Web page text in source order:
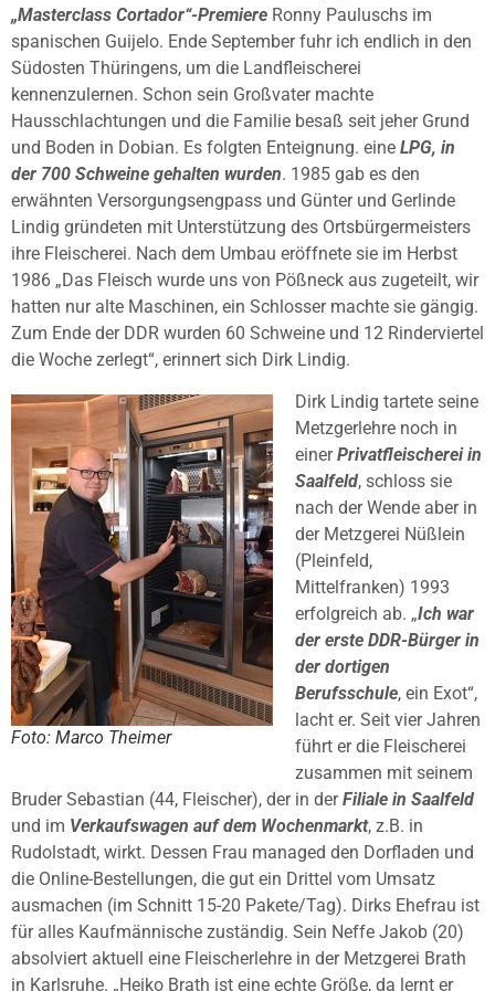
„Masterclass Cortador“-Premiere Ronny Pauluschs im
spanischen Guijelo. Ende September fuhr ich endlich in den
Südosten Thüringens, um die Landfleischerei
kennenzulernen. Schon sein Großvater machte
Hausschlachtungen und die Familie besaß seit jeher Grund
und Boden in Dobian. Es folgten Enteignung. eine LPG, in
der 700 Schweine gehalten wurden. 1985 gab es den
erwähnten Versorgungsengpass und Günter und Gerlinde
Lindig gründeten mit Unterstützung des Ortsbürgermeisters
ihre Fleischerei. Nach dem Umbau eröffnete sie im Herbst
1986 „Das Fleisch wurde uns von Pößneck aus zugeteilt, wir
hatten nur alte Maschinen, ein Schlosser machte sie gängig.
Zum Ende der DDR wurden 60 Schweine und 12 Rinderviertel
die Woche zerlegt“, erinnert sich Dirk Lindig.
Foto: Marco Theimer
Dirk Lindig tartete seine
Metzgerlehre noch in
einerPrivatfleischerei in
Saalfeld, schloss sie
nach der Wende aber in
der Metzgerei Nüßlein
(Pleinfeld,
Mittelfranken) 1993
erfolgreich ab. „Ich war
der erste DDR-Bürger in
der dortigen
Berufsschule, ein Exot“,
lacht er. Seit vier Jahren
führt er die Fleischerei
zusammen mit seinem
Bruder Sebastian (44, Fleischer), der in derFiliale in Saalfeld
und im Verkaufswagen auf dem Wochenmarkt, z.B. in
Rudolstadt, wirkt. Dessen Frau managed den Dorfladen und
die Online-Bestellungen, die gut ein Drittel vom Umsatz
ausmachen (im Schnitt 15-20 Pakete/Tag). Dirks Ehefrau ist
für alles Kaufmännische zuständig. Sein Neffe Jakob (20)
absolviert aktuell eine Fleischerlehre in der Metzgerei Brath
in Karlsruhe. „Heiko Brath ist eine echte Größe, da lernt er